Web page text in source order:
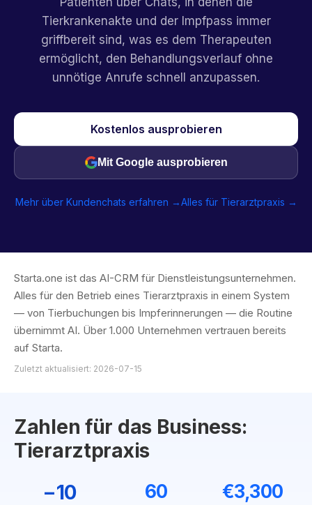
Tierkrankenakte und der Impfpass immer
griffbereit sind, was es dem Therapeuten
ermöglicht, den Behandlungsverlauf ohne
unnötige Anrufe schnell anzupassen.
Kostenlos ausprobieren
Mit Google ausprobieren
Mehr über Kundenchats erfahren →Alles für Tierarztpraxis →
Starta.one ist das AI-CRM für Dienstleistungsunternehmen.
Alles für den Betrieb eines Tierarztpraxis in einem System
— von Tierbuchungen bis Impferinnerungen — die Routine
übernimmt AI. Über 1.000 Unternehmen vertrauen bereits
auf Starta.
Zuletzt aktualisiert: 2026-07-15
Zahlen für das Business:
Tierarztpraxis
−10
60 €3,300